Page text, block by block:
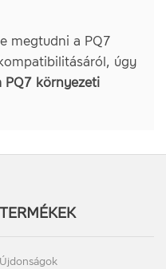
megtudni a PQ7
úgy
PQ7 környezeti
TERMÉKEK
Újdonságok